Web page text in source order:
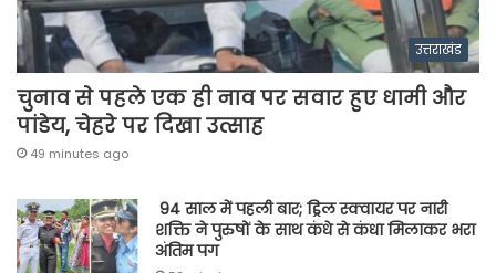
उत्तराखंड
चुनाव से पहले एक ही नाव पर सवार हुए धामी और
पांडेय, चेहरे पर दिखा उत्साह
49 minutes ago
94 साल में पहली बार; ड्रिल स्क्वायर पर नारी
शक्ति ने पुरुषों के साथ कंधे से कंधा मिलाकर भरा
अंतिम पग